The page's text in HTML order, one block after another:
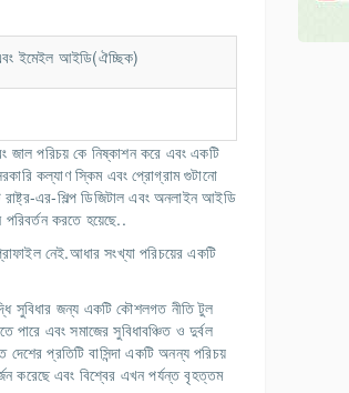
ইমেইল আইডি(ঐচ্ছিক)
জাল পরিচয় কে নিষ্কাশন করে এবং একটি
কল্যাণ স্কিম এবং প্রোগ্রাম গুটানো
এর-শিল্প ডিজিটাল এবং অনলাইন আইডি
করতে হয়েছে..
নেই.আধার সংখ্যা পরিচয়ের একটি
সুবিধার জন্য একটি কৌশলগত নীতি টুল
পারে এবং সমাজের সুবিধাবঞ্চিত ও দুর্বল
প্রতিটি বাসিন্দা একটি অনন্য পরিচয়
করেছে এবং বিশ্বের এখন পর্যন্ত বৃহত্তম